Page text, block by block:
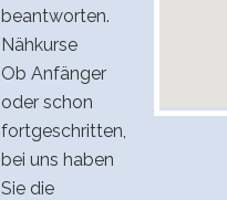
beantworten.
Nähkurse
Ob Anfänger
oder schon
fortgeschritten,
bei uns haben
Sie die